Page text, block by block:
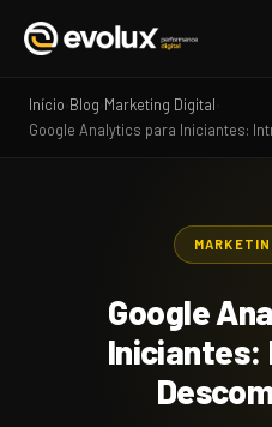
Início Blog Marketing Digital
Google Analytics para Iniciantes:
Google
Iniciantes: